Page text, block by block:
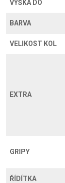
VÝŠKA DO
BARVA
VELIKOST KOL
EXTRA
GRIPY
ŘÍDÍTKA